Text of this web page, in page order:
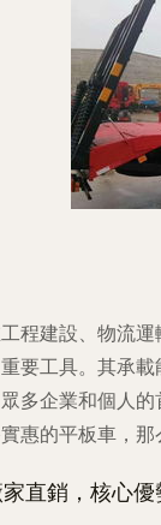
程建設、物流
要工具。其承
多企業和個人
惠的平板車，
直銷，核心優